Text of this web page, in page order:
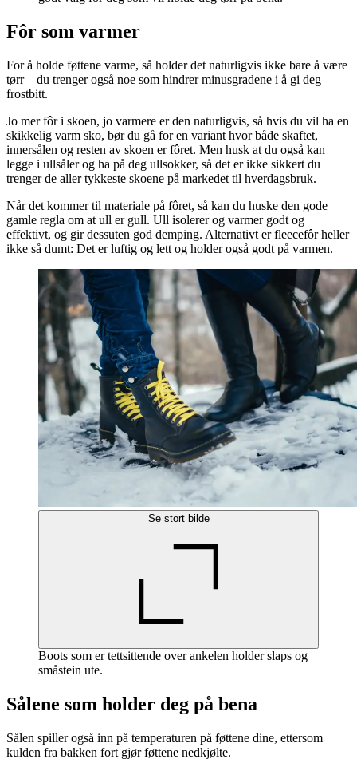
Fôr som varmer
For å holde føttene varme, så holder det naturligvis ikke bare å være
tørr – du trenger også noe som hindrer minusgradene i å gi deg
frostbitt.
Jo mer fôr i skoen, jo varmere er den naturligvis, så hvis du vil ha en
skikkelig varm sko, bør du gå for en variant hvor både skaftet,
innersålen og resten av skoen er fôret. Men husk at du også kan
legge i ullsåler og ha på deg ullsokker, så det er ikke sikkert du
trenger de aller tykkeste skoene på markedet til hverdagsbruk.
Når det kommer til materiale på fôret, så kan du huske den gode
gamle regla om at ull er gull. Ull isolerer og varmer godt og
effektivt, og gir dessuten god demping. Alternativt er fleecefôr heller
ikke så dumt: Det er luftig og lett og holder også godt på varmen.
Se stort bilde
Boots som er tettsittende over ankelen holder slaps og
småstein ute.
Sålene som holder deg på bena
Sålen spiller også inn på temperaturen på føttene dine, ettersom
kulden fra bakken fort gjør føttene nedkjølte.